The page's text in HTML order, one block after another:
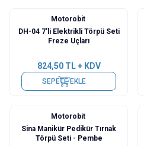
Motorobit
DH-04 7'li Elektrikli Törpü Seti
Freze Uçları
824,50TL + KDV
SEPETE EKLE
Motorobit
Sina Manikür Pedikür Tırnak
Törpü Seti - Pembe